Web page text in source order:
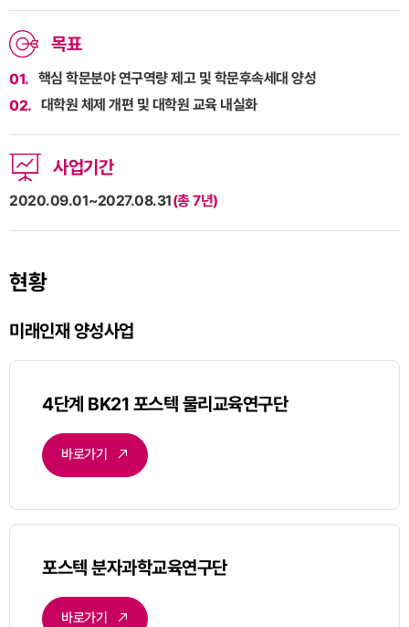
목표
01. 핵심 학문분야 연구역량 제고 및 학문후속세대 양성
02. 대학원 체제 개편 및 대학원 교육 내실화
사업기간
2020.09.01~2027.08.31(총 7년)
현황
미래인재 양성사업
4단계 BK21 포스텍 물리교육연구단
바로가기
포스텍 분자과학교육연구단
바로가기